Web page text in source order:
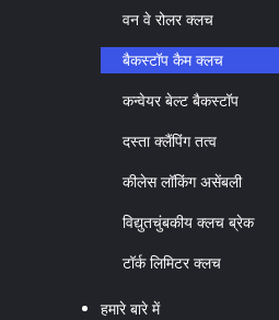
वन वे रोलर क्लच
बैकस्टॉप कैम क्लच
कन्वेयर बेल्ट बैकस्टॉप
दस्ता क्लैंपिंग तत्व
कीलेस लॉकिंग असेंबली
विद्युतचुंबकीय क्लच ब्रेक
टॉर्क लिमिटर क्लच
हमारे बारे में